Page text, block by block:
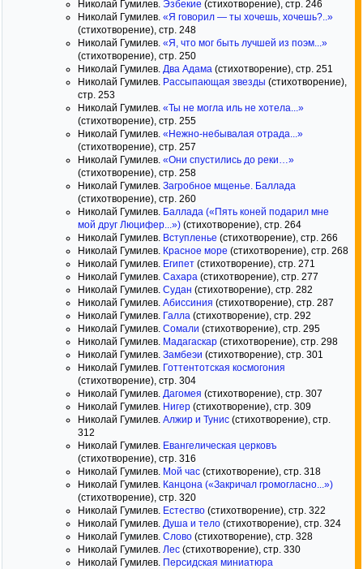
Николай Гумилев. Эзбекие (стихотворение), стр. 246
Николай Гумилев. «Я говорил — ты хочешь, хочешь?..»
(стихотворение), стр. 248
Николай Гумилев. «Я, что мог быть лучшей из поэм...»
(стихотворение), стр. 250
Николай Гумилев. Два Адама (стихотворение), стр. 251
Николай Гумилев. Рассыпающая звезды (стихотворение),
стр. 253
Николай Гумилев. «Ты не могла иль не хотела...»
(стихотворение), стр. 255
Николай Гумилев. «Нежно-небывалая отрада...»
(стихотворение), стр. 257
Николай Гумилев. «Они спустились до реки…»
(стихотворение), стр. 258
Николай Гумилев. Загробное мщенье. Баллада
(стихотворение), стр. 260
Николай Гумилев. Баллада («Пять коней подарил мне
мой друг Люцифер...») (стихотворение), стр. 264
Николай Гумилев. Вступленье (стихотворение), стр. 266
Николай Гумилев. Красное море (стихотворение), стр. 268
Николай Гумилев. Египет (стихотворение), стр. 271
Николай Гумилев. Сахара (стихотворение), стр. 277
Николай Гумилев. Судан (стихотворение), стр. 282
Николай Гумилев. Абиссиния (стихотворение), стр. 287
Николай Гумилев. Галла (стихотворение), стр. 292
Николай Гумилев. Сомали (стихотворение), стр. 295
Николай Гумилев. Мадагаскар (стихотворение), стр. 298
Николай Гумилев. Замбеэи (стихотворение), стр. 301
Николай Гумилев. Готтентотская космогония
(стихотворение), стр. 304
Николай Гумилев. Дагомея (стихотворение), стр. 307
Николай Гумилев. Нигер (стихотворение), стр. 309
Николай Гумилев. Алжир и Тунис (стихотворение), стр.
312
Николай Гумилев. Евангелическая церковъ
(стихотворение), стр. 316
Николай Гумилев. Мой час (стихотворение), стр. 318
Николай Гумилев. Канцона («Закричал громогласно...»)
(стихотворение), стр. 320
Николай Гумилев. Естество (стихотворение), стр. 322
Николай Гумилев. Душа и тело (стихотворение), стр. 324
Николай Гумилев. Слово (стихотворение), стр. 328
Николай Гумилев. Лес (стихотворение), стр. 330
Николай Гумилев. Персидская миниатюра